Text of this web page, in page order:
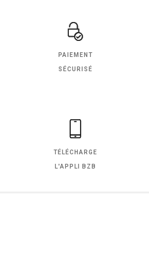
PAIEMENT
SÉCURISÉ
TÉLÉCHARGE
L'APPLI BZB